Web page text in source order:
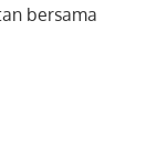
bersama